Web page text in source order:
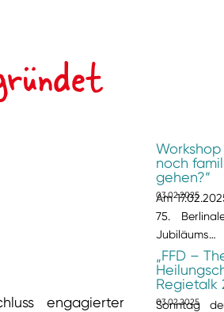
engagierter
noch
gehen?“
03.02.2025
Am
75.
Jubiläums…
„FFD –
Regietalk
03.02.2025
Sonntag